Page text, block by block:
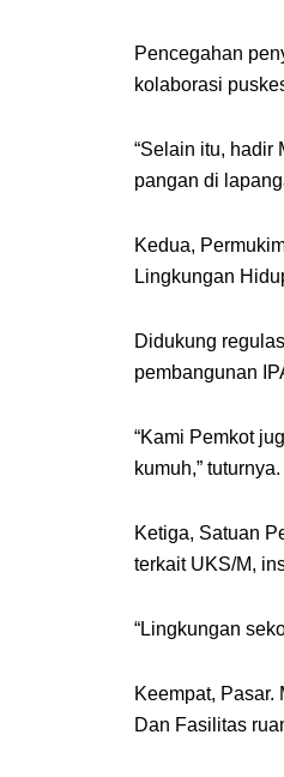
Pencegahan
kolaborasi
“Selain itu, hadir
pangan di
Kedua,
Lingkungan
Didukung
pembangunan
“Kami Pemkot
kumuh,” tuturnya.
Ketiga, Satuan
terkait UKS/M,
“Lingkungan
Keempat,
Dan Fasilitas